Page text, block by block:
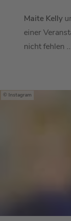
Maite Kelly
einer
nicht fehlen
Instagram